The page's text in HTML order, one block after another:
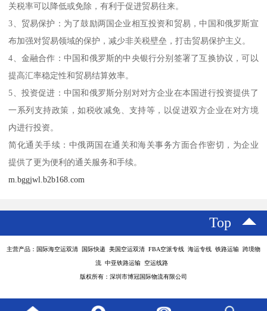
关税率可以降低或免除，有利于促进贸易往来。
3、贸易保护：为了鼓励两国企业相互投资和贸易，中国和俄罗斯宣
布加强对贸易领域的保护，减少非关税壁垒，打击贸易保护主义。
4、金融合作：中国和俄罗斯的中央银行分别签署了互换协议，可以
提高汇率稳定性和贸易结算效率。
5、投资促进：中国和俄罗斯分别对对方企业在本国进行投资提供了
一系列支持政策，如税收减免、支持等，以促进双方企业在对方境
内进行投资。
简化通关手续：中俄两国在通关和海关事务方面合作密切，为企业
提供了更为便利的通关服务和手续。
m.bggjwl.b2b168.com
Top
主营产品：国际海空运双清 国际快递 美国空运双清 FBA空派专线 海运专线 铁路运输 跨境物
流 中亚铁路运输 空运线路
版权所有：深圳市博冠国际物流有限公司